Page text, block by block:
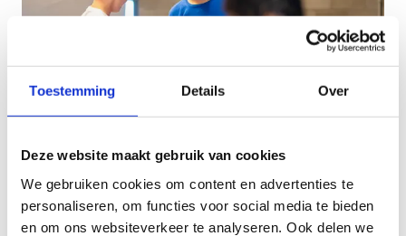
Toestemming Details Over
Deze website maakt gebruik van cookies
We gebruiken cookies om content en advertenties te
personaliseren, om functies voor social media te bieden
en om ons websiteverkeer te analyseren. Ook delen we